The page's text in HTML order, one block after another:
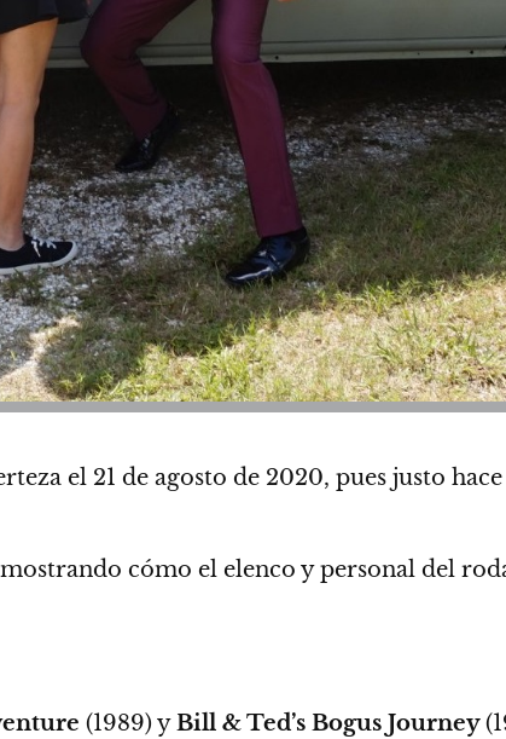
el 21 de agosto de 2020, pues justo
cómo el elenco y personal del
(1989) yBill & Ted’s Bogus Journey